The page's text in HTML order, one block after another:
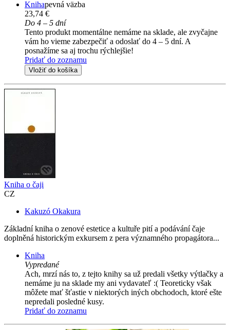
Knihapevná väzba
23,74 €
Do 4 – 5 dní
Tento produkt momentálne nemáme na sklade, ale zvyčajne
vám ho vieme zabezpečiť a odoslať do 4 – 5 dní. A
posnažíme sa aj trochu rýchlejšie!
Pridať do zoznamu
Vložiť do košíka
Kniha o čaji
CZ
Kakuzó Okakura
Základní kniha o zenové estetice a kultuře pití a podávání čaje
doplněná historickým exkursem z pera významného propagátora...
Kniha
Vypredané
Ach, mrzí nás to, z tejto knihy sa už predali všetky výtlačky a
nemáme ju na sklade my ani vydavateľ :( Teoreticky však
môžete mať šťastie v niektorých iných obchodoch, ktoré ešte
nepredali posledné kusy.
Pridať do zoznamu